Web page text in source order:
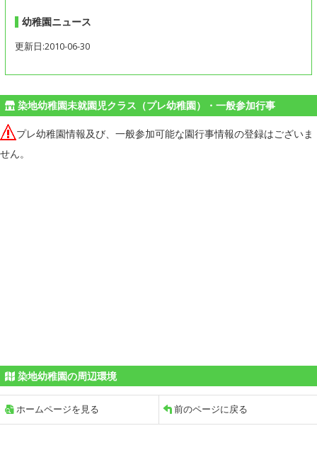
幼稚園ニュース
更新日:2010-06-30
染地幼稚園未就園児クラス（プレ幼稚園）・一般参加行事
プレ幼稚園情報及び、一般参加可能な園行事情報の登録はございま
せん。
染地幼稚園の周辺環境
ホームページを見る 前のページに戻る